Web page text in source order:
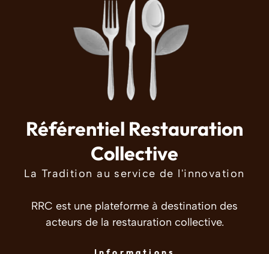
Référentiel Restauration
Collective
La Tradition au service de l'innovation
RRC est une plateforme à destination des
acteurs de la restauration collective.